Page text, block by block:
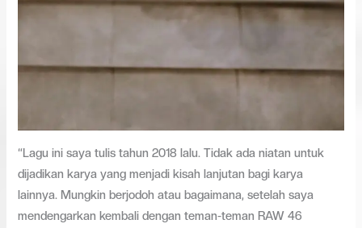
“Lagu ini saya tulis tahun 2018 lalu. Tidak ada niatan untuk
dijadikan karya yang menjadi kisah lanjutan bagi karya
lainnya. Mungkin berjodoh atau bagaimana, setelah saya
mendengarkan kembali dengan teman-teman RAW 46